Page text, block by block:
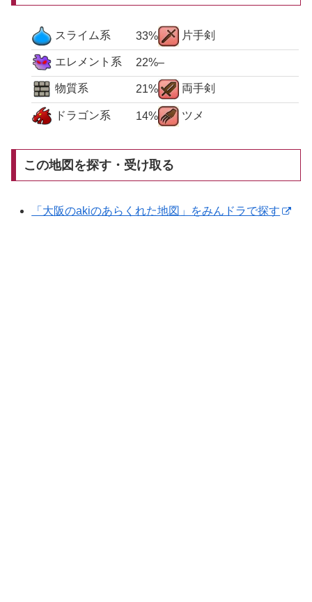
スライム系 33% 片手剣
エレメント系 22%–
物質系 21% 両手剣
ドラゴン系 14% ツメ
この地図を探す・受け取る
「大阪のakiのあらくれた地図」をみんドラで探す